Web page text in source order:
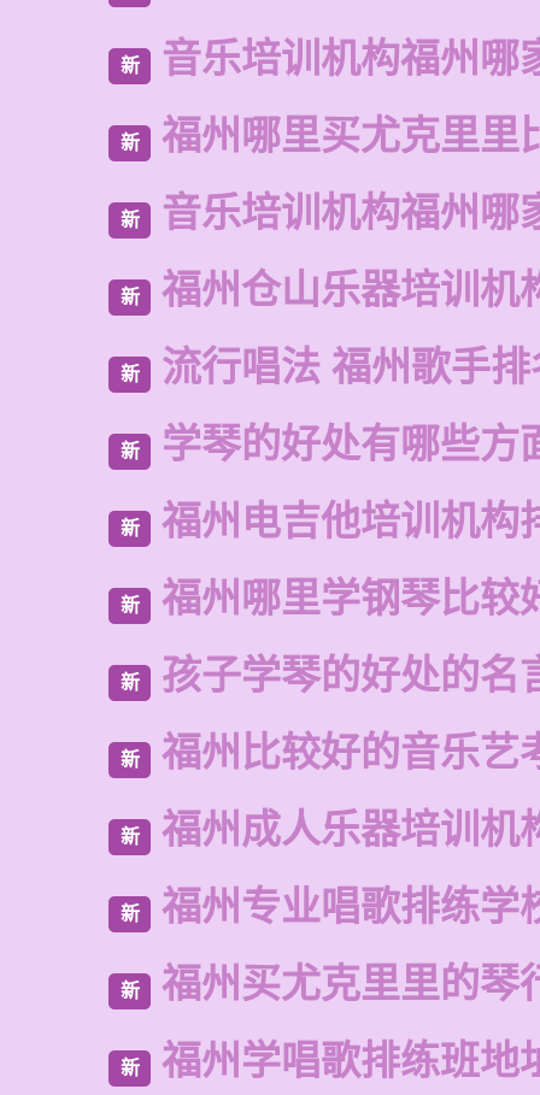
新 音乐培训机构福州哪
新 福州哪里买尤克里里
新 音乐培训机构福州哪
新 福州仓山乐器培训机
新 流行唱法 福州歌手排
新 学琴的好处有哪些方
新 福州电吉他培训机构
新 福州哪里学钢琴比较
新 孩子学琴的好处的名
新 福州比较好的音乐艺
新 福州成人乐器培训机
新 福州专业唱歌排练学
新 福州买尤克里里的琴
新 福州学唱歌排练班地